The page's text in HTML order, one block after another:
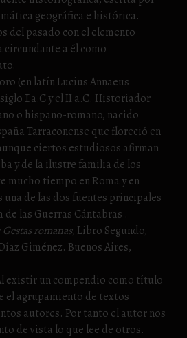
geográfica e histórica.
del pasado con el elemento
circundante a él como
(en latín Lucius Annaeus
I a.C y el II a.C. Historiador
o hispano-romano, nacido
Tarraconense que floreció en
ciertos estudiosos afirman
y de la ilustre familia de los
mucho tiempo en Roma y en
una de las dos fuentes principales
las Guerras Cántabras .
Gestas romanas, Libro Segundo,
Giménez. Buenos Aires,
existir un compendio como título
el agrupamiento de textos
autores. Por tanto el autor nos
de vista lo que lee de otros.